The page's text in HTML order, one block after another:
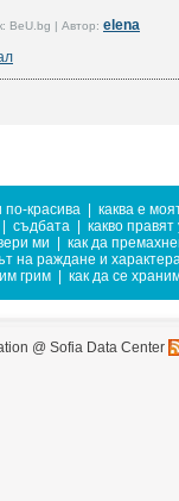
BeU.bg | Автор: elena
по-красива
каква е
съдбата
какво
ми
как да
на раждане и
грим как да се
@ Sofia Data Center